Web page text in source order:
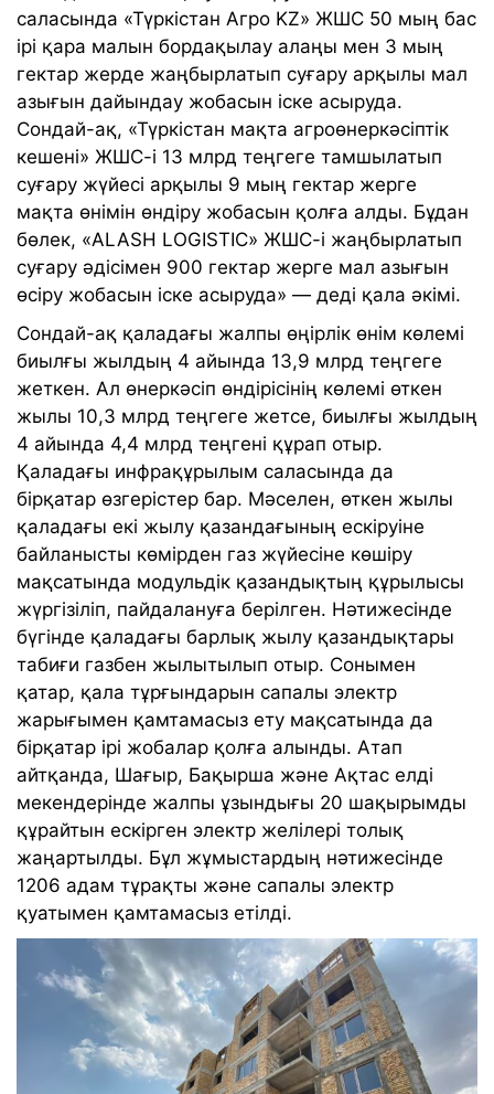
саласында «Түркістан Агро KZ» ЖШС 50 мың бас
ірі қара малын бордақылау алаңы мен 3 мың
гектар жерде жаңбырлатып суғару арқылы мал
азығын дайындау жобасын іске асыруда.
Сондай-ақ, «Түркістан мақта агроөнеркәсіптік
кешені» ЖШС-і 13 млрд теңгеге тамшылатып
суғару жүйесі арқылы 9 мың гектар жерге
мақта өнімін өндіру жобасын қолға алды. Бұдан
бөлек, «ALASH LOGISTIC» ЖШС-і жаңбырлатып
суғару әдісімен 900 гектар жерге мал азығын
өсіру жобасын іске асыруда» — деді қала әкімі.
Сондай-ақ қаладағы жалпы өңірлік өнім көлемі
биылғы жылдың 4 айында 13,9 млрд теңгеге
жеткен. Ал өнеркәсіп өндірісінің көлемі өткен
жылы 10,3 млрд теңгеге жетсе, биылғы жылдың
4 айында 4,4 млрд теңгені құрап отыр.
Қаладағы инфрақұрылым саласында да
бірқатар өзгерістер бар. Мәселен, өткен жылы
қаладағы екі жылу қазандағының ескіруіне
байланысты көмірден газ жүйесіне көшіру
мақсатында модульдік қазандықтың құрылысы
жүргізіліп, пайдалануға берілген. Нәтижесінде
бүгінде қаладағы барлық жылу қазандықтары
табиғи газбен жылытылып отыр. Сонымен
қатар, қала тұрғындарын сапалы электр
жарығымен қамтамасыз ету мақсатында да
бірқатар ірі жобалар қолға алынды. Атап
айтқанда, Шағыр, Бақырша және Ақтас елді
мекендерінде жалпы ұзындығы 20 шақырымды
құрайтын ескірген электр желілері толық
жаңартылды. Бұл жұмыстардың нәтижесінде
1206 адам тұрақты және сапалы электр
қуатымен қамтамасыз етілді.